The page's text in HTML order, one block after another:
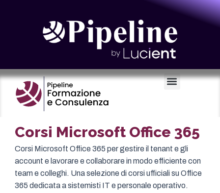
Corsi Microsoft Office 365
Corsi Microsoft Office 365 per gestire il tenant e gli
account e lavorare e collaborare in modo efficiente con
team e colleghi. Una selezione di corsi ufficiali su Office
365 dedicata a sistemisti IT e personale operativo.